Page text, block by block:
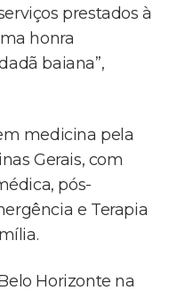
prestados à
honra
baiana”,
medicina pela
Gerais, com
pós-
e Terapia
Horizonte na